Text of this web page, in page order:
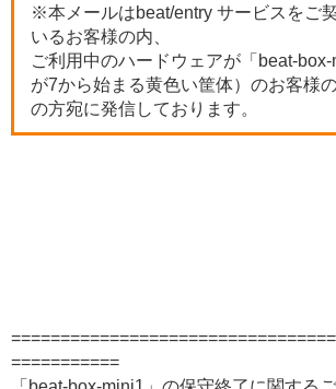
※本メールはbeat/entry サービスをご
いるお客様の内、
ご利用中のハードウェアが「beat-
が7から始まる黄色い筐体）のお客様
の方宛に発信しております。
===========